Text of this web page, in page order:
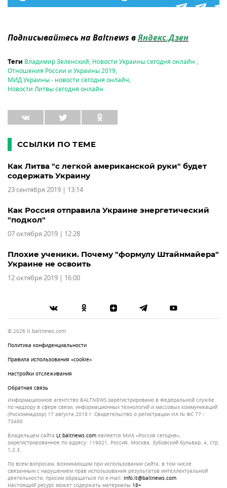
Подписывайтесь на Baltnews вЯндекс.Дзен
Теги Владимир Зеленский, Новости Украины сегодня онлайн ,
Отношения России и Украины 2019,
МИД Украины - новости сегодня онлайн,
Новости Литвы сегодня онлайн
ССЫЛКИ ПО ТЕМЕ
Как Литва "с легкой американской руки" будет
содержать Украину
23 сентября 2019 | 13:14
Как Россия отправила Украине энергетический
"подкол"
07 октября 2019 | 12:28
Плохие ученики. Почему "формулу Штайнмайера"
Украине не освоить
12 октября 2019 | 16:00
© 2026 lt.baltnews.com
Политика конфиденциальности
Правила использования «cookie»
Настройки отслеживания
Обратная связь
Информационное агентство BALTNEWS зарегистрировано в Федеральной службе
по надзору в сфере связи, информационных технологий и массовых коммуникаций
(Роскомнадзор) 17 августа 2018 г. Свидетельство о регистрации ИА № ФС 77 -
73480
Владельцем сайта lt.baltnews.com является МИА «Россия сегодня»,
зарегистрированное по адресу: 119021, Россия, Москва, Зубовский бульвар, 4, стр.
1,2.3.
По всем вопросам, возникающим при использовании сайта, в том числе
связанным с нарушением прав использования результатов интеллектуальной
деятельности, просим обращаться по e-mail: info.lt@baltnews.com
Настоящий ресурс может содержать материалы 18+